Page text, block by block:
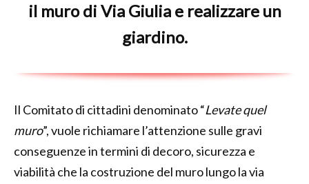
il muro di Via Giulia e realizzare un
giardino.
Il Comitato di cittadini denominato “Levate quel
muro”, vuole richiamare l’attenzione sulle gravi
conseguenze in termini di decoro, sicurezza e
viabilità che la costruzione del muro lungo la via